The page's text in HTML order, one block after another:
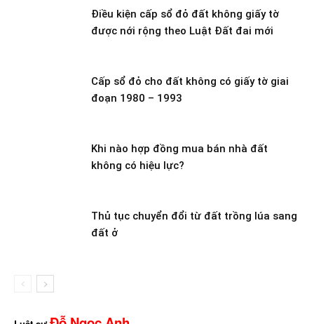
Điều kiện cấp sổ đỏ đất không giấy tờ
được nới rộng theo Luật Đất đai mới
Cấp sổ đỏ cho đất không có giấy tờ giai
đoạn 1980 – 1993
Khi nào hợp đồng mua bán nhà đất
không có hiệu lực?
Thủ tục chuyển đổi từ đất trồng lúa sang
đất ở